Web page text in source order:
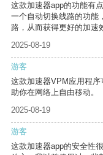
这款加速器app的功能有
一个自动切换线路的功能
路，从而获得更好的加速
2025-08-19
游客
这款加速器VPM应用程
助你在网络上自由移动。
2025-08-19
游客
这款加速器app的安全性